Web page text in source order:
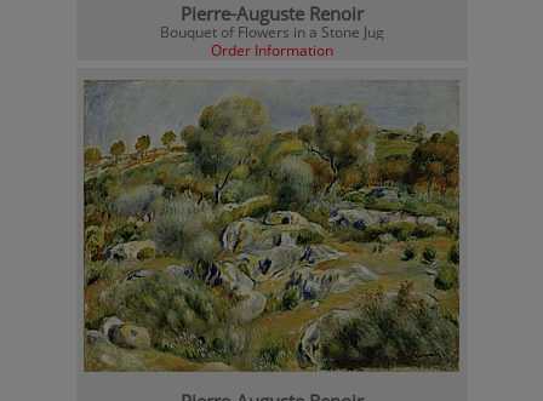
Pierre-Auguste Renoir
Bouquet of Flowers in a Stone Jug
Order Information